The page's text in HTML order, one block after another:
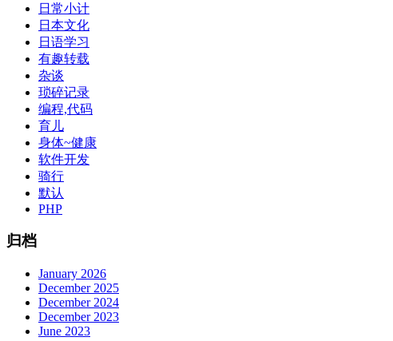
日常小计
日本文化
日语学习
有趣转载
杂谈
琐碎记录
编程,代码
育儿
身体~健康
软件开发
骑行
默认
PHP
归档
January 2026
December 2025
December 2024
December 2023
June 2023